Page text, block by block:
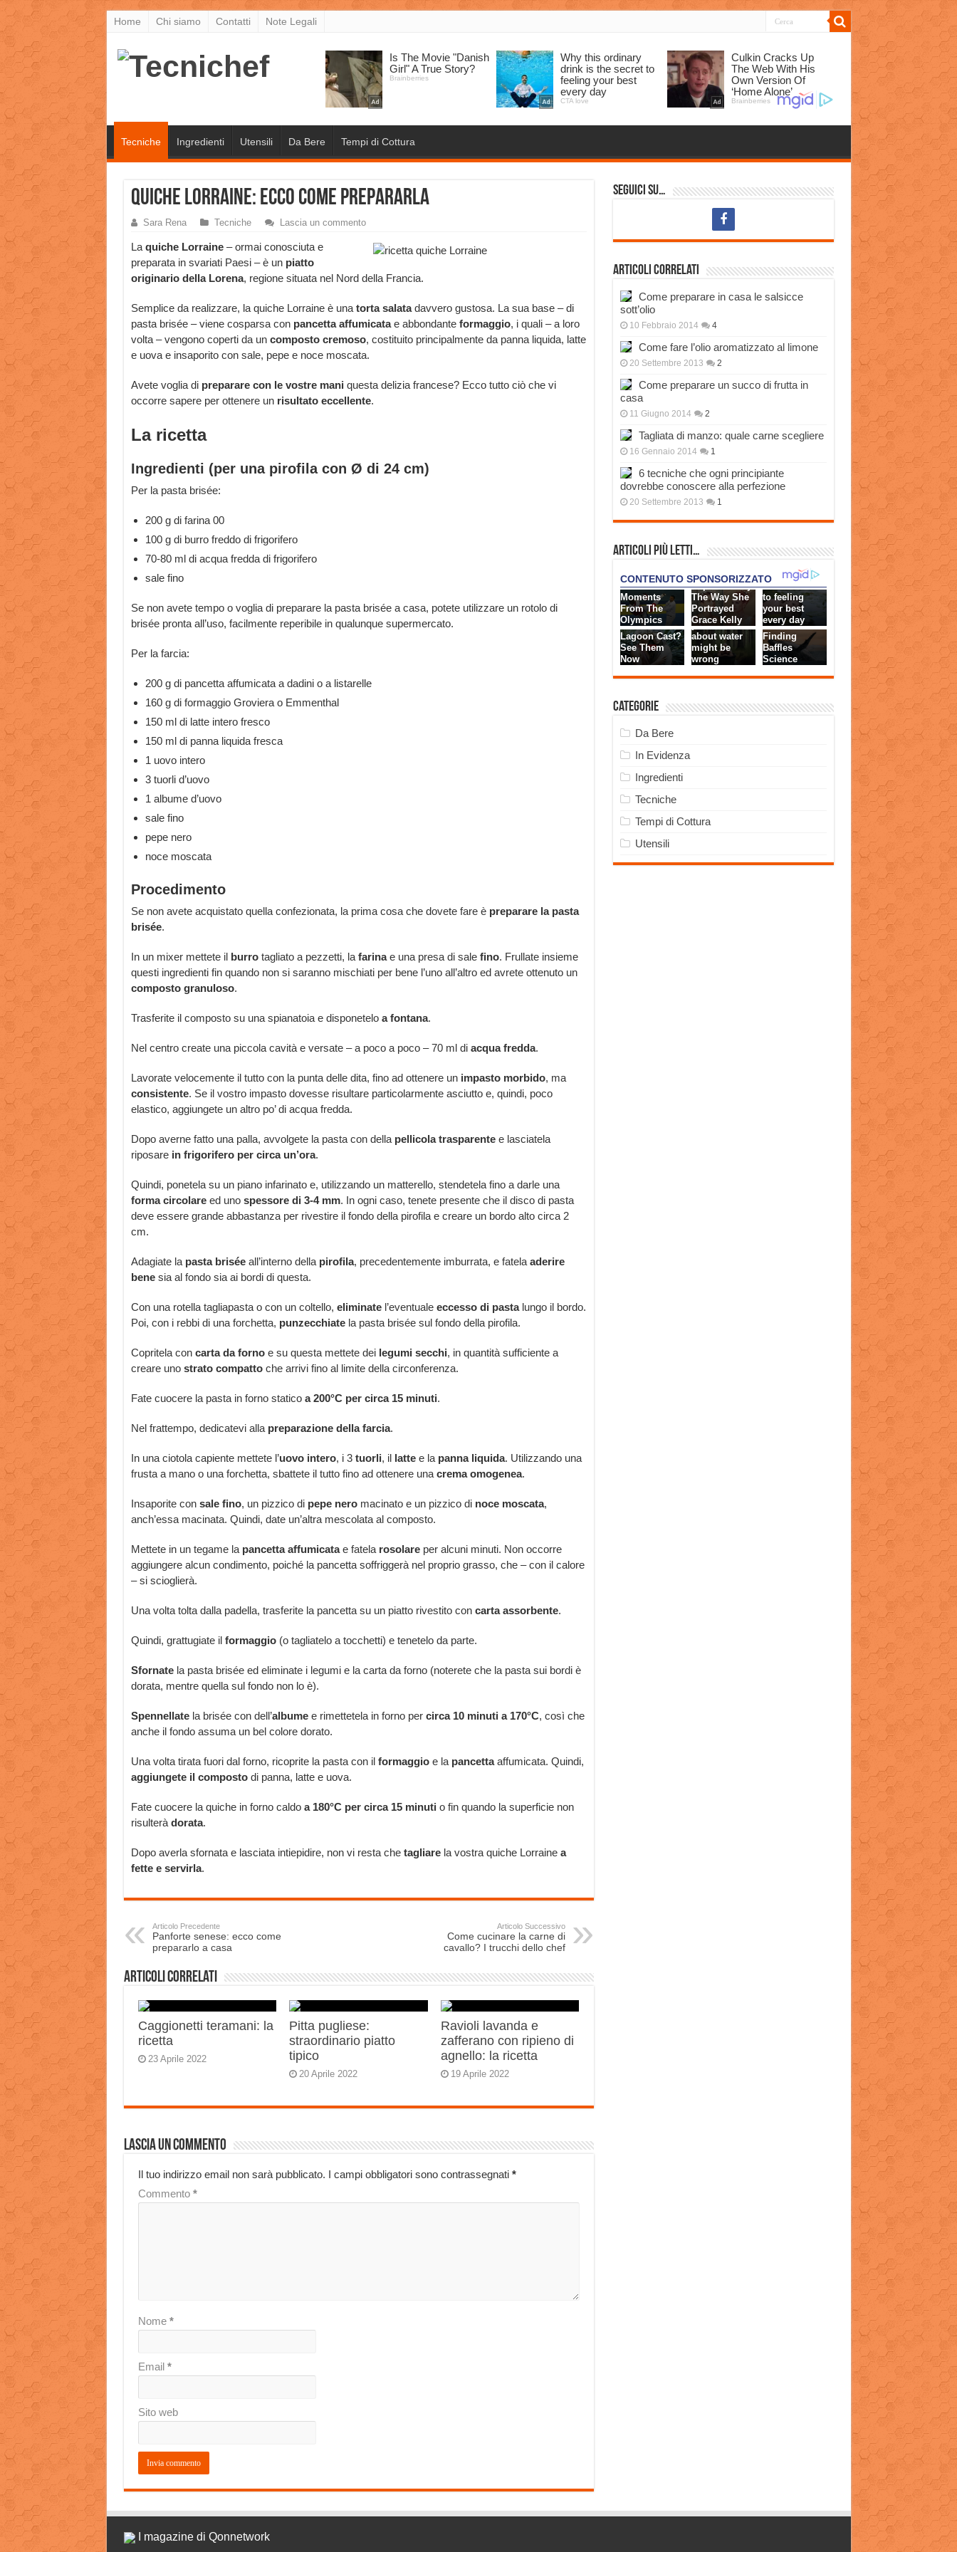
Home Chi siamo Contatti Note Legali
Tecniche Ingredienti Utensili Da Bere Tempi di Cottura
Quiche Lorraine: ecco come prepararla
Sara Rena Tecniche Lascia un commento
La quiche Lorraine– ormai conosciuta e
preparata in svariati Paesi – è un piatto
originario della Lorena, regione situata nel Nord della Francia.
Semplice da realizzare, la quiche Lorraine è unatorta salatadavvero gustosa. La sua base – di
pasta brisée – viene cosparsa con pancetta affumicatae abbondante formaggio, i quali – a loro
volta – vengono coperti da un composto cremoso, costituito principalmente da panna liquida, latte
e uova e insaporito con sale, pepe e noce moscata.
Avete voglia di preparare con le vostre mani questa delizia francese? Ecco tutto ciò che vi
occorre sapere per ottenere unrisultato eccellente.
La ricetta
Ingredienti (per una pirofila con Ø di 24 cm)
Per la pasta brisée:
200 g di farina 00
100 g di burro freddo di frigorifero
70-80 ml di acqua fredda di frigorifero
sale fino
Se non avete tempo o voglia di preparare la pasta brisée a casa, potete utilizzare un rotolo di
brisée pronta all’uso, facilmente reperibile in qualunque supermercato.
Per la farcia:
200 g di pancetta affumicata a dadini o a listarelle
160 g di formaggio Groviera o Emmenthal
150 ml di latte intero fresco
150 ml di panna liquida fresca
1 uovo intero
3 tuorli d’uovo
1 albume d’uovo
sale fino
pepe nero
noce moscata
Procedimento
Se non avete acquistato quella confezionata, la prima cosa che dovete fare è preparare la pasta
brisée.
In un mixer mettete il burrotagliato a pezzetti, la farinae una presa di sale fino. Frullate insieme
questi ingredienti fin quando non si saranno mischiati per bene l’uno all’altro ed avrete ottenuto un
composto granuloso.
Trasferite il composto su una spianatoia e disponeteloa fontana.
Nel centro create una piccola cavità e versate – a poco a poco – 70 ml di acqua fredda.
Lavorate velocemente il tutto con la punta delle dita, fino ad ottenere unimpasto morbido, ma
consistente. Se il vostro impasto dovesse risultare particolarmente asciutto e, quindi, poco
elastico, aggiungete un altro po’ di acqua fredda.
Dopo averne fatto una palla, avvolgete la pasta con della pellicola trasparentee lasciatela
riposare in frigorifero per circa un’ora.
Quindi, ponetela su un piano infarinato e, utilizzando un matterello, stendetela fino a darle una
forma circolareed uno spessore di 3-4 mm. In ogni caso, tenete presente che il disco di pasta
deve essere grande abbastanza per rivestire il fondo della pirofila e creare un bordo alto circa 2
cm.
Adagiate la pasta briséeall’interno della pirofila, precedentemente imburrata, e fatela aderire
benesia al fondo sia ai bordi di questa.
Con una rotella tagliapasta o con un coltello, eliminatel’eventualeeccesso di pastalungo il bordo.
Poi, con i rebbi di una forchetta, punzecchiatela pasta brisée sul fondo della pirofila.
Copritela con carta da fornoe su questa mettete deilegumi secchi, in quantità sufficiente a
creare uno strato compattoche arrivi fino al limite della circonferenza.
Fate cuocere la pasta in forno statico a 200°C per circa 15 minuti.
Nel frattempo, dedicatevi alla preparazione della farcia.
In una ciotola capiente mettete l’uovo intero, i 3 tuorli, il lattee lapanna liquida. Utilizzando una
frusta a mano o una forchetta, sbattete il tutto fino ad ottenere una crema omogenea.
Insaporite consale fino, un pizzico di pepe neromacinato e un pizzico di noce moscata,
anch’essa macinata. Quindi, date un’altra mescolata al composto.
Mettete in un tegame la pancetta affumicatae fatela rosolareper alcuni minuti. Non occorre
aggiungere alcun condimento, poiché la pancetta soffriggerà nel proprio grasso, che – con il calore
– si scioglierà.
Una volta tolta dalla padella, trasferite la pancetta su un piatto rivestito con carta assorbente.
Quindi, grattugiate il formaggio(o tagliatelo a tocchetti) e tenetelo da parte.
Sfornatela pasta brisée ed eliminate i legumi e la carta da forno (noterete che la pasta sui bordi è
dorata, mentre quella sul fondo non lo è).
Spennellatela brisée con dell’albume e rimettetela in forno per circa 10 minuti a 170°C, così che
anche il fondo assuma un bel colore dorato.
Una volta tirata fuori dal forno, ricoprite la pasta con il formaggio e lapancettaaffumicata. Quindi,
aggiungete il compostodi panna, latte e uova.
Fate cuocere la quiche in forno caldo a 180°C per circa 15 minuti o fin quando la superficie non
risulterà dorata.
Dopo averla sfornata e lasciata intiepidire, non vi resta che tagliarela vostra quiche Lorraine a
fette e servirla.
Articolo Precedente
Panforte senese: ecco come
prepararlo a casa
Articolo Successivo
Come cucinare la carne di
cavallo? I trucchi dello chef
Articoli correlati
Caggionetti teramani: la
ricetta
23 Aprile 2022
Pitta pugliese:
straordinario piatto
tipico
20 Aprile 2022
Ravioli lavanda e
zafferano con ripieno di
agnello: la ricetta
19 Aprile 2022
Lascia un commento
Il tuo indirizzo email non sarà pubblicato. I campi obbligatori sono contrassegnati *
Commento *
Nome *
Email *
Sito web
Seguici su…
Articoli correlati
Come preparare in casa le salsicce
sott’olio
10 Febbraio 2014 4
Come fare l’olio aromatizzato al limone
20 Settembre 2013 2
Come preparare un succo di frutta in
casa
11 Giugno 2014 2
Tagliata di manzo: quale carne scegliere
16 Gennaio 2014 1
6 tecniche che ogni principiante
dovrebbe conoscere alla perfezione
20 Settembre 2013 1
Articoli più Letti…
Categorie
Da Bere
In Evidenza
Ingredienti
Tecniche
Tempi di Cottura
Utensili
I magazine di Qonnetwork